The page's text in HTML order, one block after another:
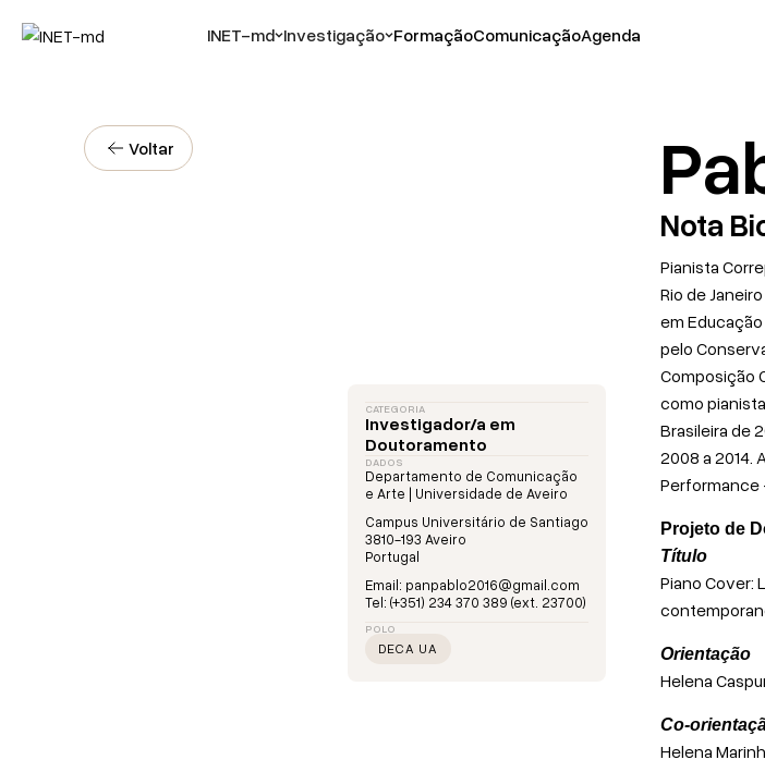
INET-md Investigação FormaçãoComunicaçãoAgenda
Voltar
CATEGORIA
Investigador/a em
Doutoramento
DADOS
Departamento de Comunicação
e Arte | Universidade de Aveiro
Campus Universitário de Santiago
3810-193 Aveiro
Portugal
Email: panpablo2016@gmail.com
Tel: (+351) 234 370 389 (ext. 23700)
POLO
DECA UA
Nota
Pianista
Rio de
em Educação
pelo
Composição
como
Brasileira de
2008 a 2014.
Performance
Projeto de
Título
Piano Cover:
Orientação
Helena
Co-
Helena